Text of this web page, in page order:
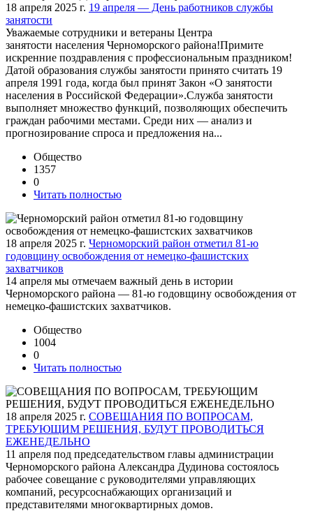
18 апреля 2025 г. 19 апреля — День работников службы
занятости
Уважаемые сотрудники и ветераны Центра
занятости населения Черноморского района!Примите
искренние поздравления с профессиональным праздником!
Датой образования службы занятости принято считать 19
апреля 1991 года, когда был принят Закон «О занятости
населения в Российской Федерации».Служба занятости
выполняет множество функций, позволяющих обеспечить
граждан рабочими местами. Среди них — анализ и
прогнозирование спроса и предложения на...
Общество
1357
0
Читать полностью
18 апреля 2025 г. Черноморский район отметил 81-ю
годовщину освобождения от немецко-фашистских
захватчиков
14 апреля мы отмечаем важный день в истории
Черноморского района — 81-ю годовщину освобождения от
немецко-фашистских захватчиков.
Общество
1004
0
Читать полностью
18 апреля 2025 г. СОВЕЩАНИЯ ПО ВОПРОСАМ,
ТРЕБУЮЩИМ РЕШЕНИЯ, БУДУТ ПРОВОДИТЬСЯ
ЕЖЕНЕДЕЛЬНО
11 апреля под председательством главы администрации
Черноморского района Александра Дудинова состоялось
рабочее совещание с руководителями управляющих
компаний, ресурсоснабжающих организаций и
представителями многоквартирных домов.